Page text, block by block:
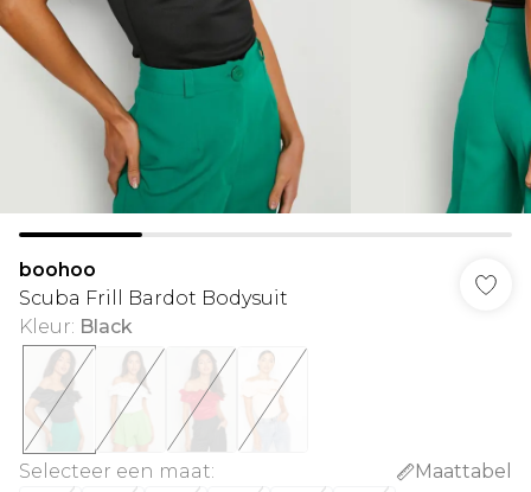
boohoo
Scuba Frill Bardot Bodysuit
Kleur: Black
Selecteer een maat:
Maattabel